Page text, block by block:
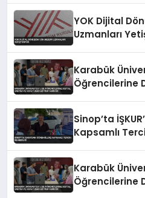
YOK Dijital
Uzmanları
Karabük
Öğrencilerine
Sinop’ta
Kapsamlı
Karabük
Öğrencilerine